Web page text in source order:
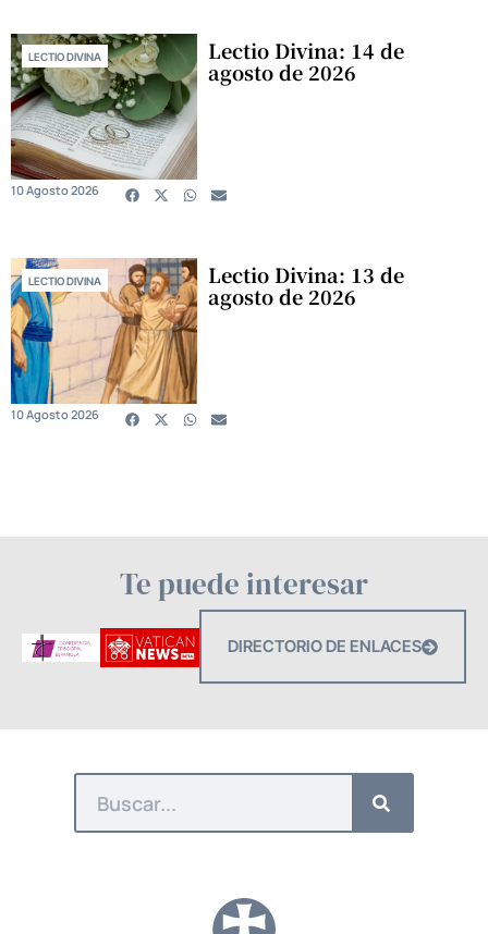
LECTIO DIVINA Lectio Divina: 14 de
agosto de 2026
10 Agosto 2026
LECTIO DIVINA Lectio Divina: 13 de
agosto de 2026
10 Agosto 2026
Te puede interesar
DIRECTORIO DE ENLACES